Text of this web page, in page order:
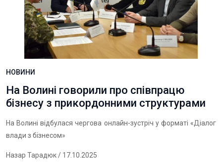
НОВИНИ
На Волині говорили про співпрацю
бізнесу з прикордонними структурами
На Волині відбулася чергова онлайн-зустріч у форматі «Діалог
влади з бізнесом»
Назар Тарадюк/ 17.10.2025